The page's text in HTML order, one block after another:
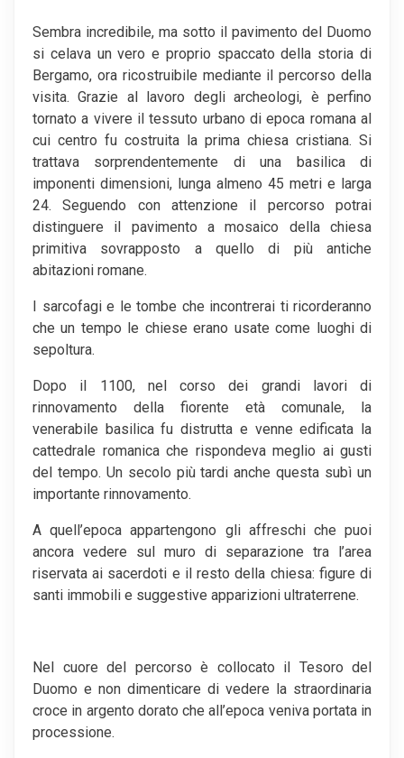
Sembra incredibile, ma sotto il pavimento del Duomo
si celava un vero e proprio spaccato della storia di
Bergamo, ora ricostruibile mediante il percorso della
visita. Grazie al lavoro degli archeologi, è perfino
tornato a vivere il tessuto urbano di epoca romana al
cui centro fu costruita la prima chiesa cristiana. Si
trattava sorprendentemente di una basilica di
imponenti dimensioni, lunga almeno 45 metri e larga
24. Seguendo con attenzione il percorso potrai
distinguere il pavimento a mosaico della chiesa
primitiva sovrapposto a quello di più antiche
abitazioni romane.
I sarcofagi e le tombe che incontrerai ti ricorderanno
che un tempo le chiese erano usate come luoghi di
sepoltura.
Dopo il 1100, nel corso dei grandi lavori di
rinnovamento della fiorente età comunale, la
venerabile basilica fu distrutta e venne edificata la
cattedrale romanica che rispondeva meglio ai gusti
del tempo. Un secolo più tardi anche questa subì un
importante rinnovamento.
A quell’epoca appartengono gli affreschi che puoi
ancora vedere sul muro di separazione tra l’area
riservata ai sacerdoti e il resto della chiesa: figure di
santi immobili e suggestive apparizioni ultraterrene.
Nel cuore del percorso è collocato il Tesoro del
Duomo e non dimenticare di vedere la straordinaria
croce in argento dorato che all’epoca veniva portata in
processione.